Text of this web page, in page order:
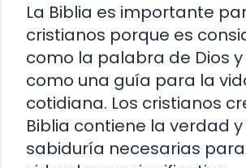
La Biblia es importante
cristianos porque es
como la palabra de Dios y
como una guía para la
cotidiana. Los cristianos
Biblia contiene la verdad y
sabiduría necesarias para